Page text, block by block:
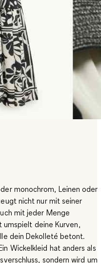
monochrom, Leinen oder
nicht nur mit seiner
mit jeder Menge
deine Kurven,
dein Dekolleté betont.
Wickelkleid hat anders als
sondern wird um